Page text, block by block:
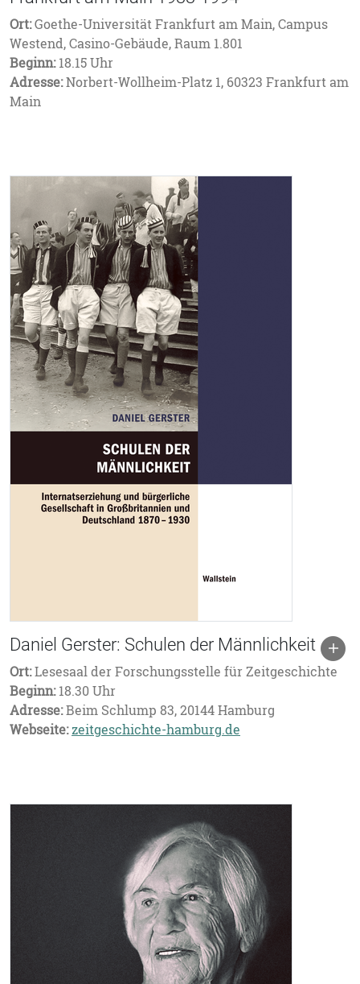
Ort:Goethe-Universität Frankfurt am Main, Campus
Westend, Casino-Gebäude, Raum 1.801
Beginn:18.15 Uhr
Adresse:Norbert-Wollheim-Platz 1, 60323 Frankfurt am
Main
Daniel Gerster: Schulen der Männlichkeit
Ort:Lesesaal der Forschungsstelle für Zeitgeschichte
Beginn:18.30 Uhr
Adresse:Beim Schlump 83, 20144 Hamburg
Webseite:zeitgeschichte-hamburg.de